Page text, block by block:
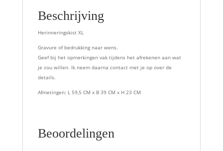
Beschrijving
Herinneringskist XL
Gravure of bedrukking naar wens.
Geef bij het opmerkingen vak tijdens het afrekenen aan wat
je zou willen. Ik neem daarna contact met je op over de
details.
Afmetingen: L 59,5 CM x B 39 CM x H 23 CM
Beoordelingen